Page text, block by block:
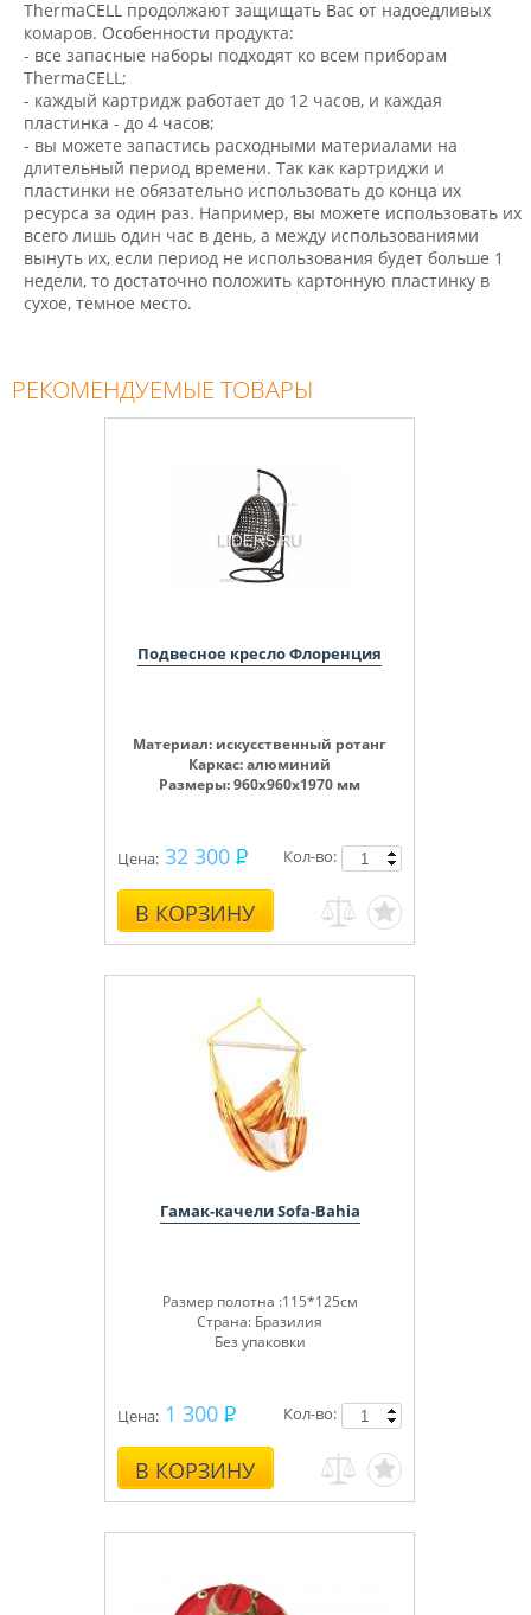
ThermaCELL продолжают защищать Вас от надоедливых
комаров. Особенности продукта:
- все запасные наборы подходят ко всем приборам
ThermaCELL;
- каждый картридж работает до 12 часов, и каждая
пластинка - до 4 часов;
- вы можете запастись расходными материалами на
длительный период времени. Так как картриджи и
пластинки не обязательно использовать до конца их
ресурса за один раз. Например, вы можете использовать их
всего лишь один час в день, а между использованиями
вынуть их, если период не использования будет больше 1
недели, то достаточно положить картонную пластинку в
сухое, темное место.
РЕКОМЕНДУЕМЫЕ ТОВАРЫ
Подвесное кресло Флоренция
Материал: искусственный ротанг
Каркас: алюминий
Размеры: 960х960х1970 мм
Цена: 32 300
В КОРЗИНУ
Кол-во:
Гамак-качели Sofa-Bahia
Размер полотна :115*125см
Страна: Бразилия
Без упаковки
Цена: 1 300
В КОРЗИНУ
Кол-во: